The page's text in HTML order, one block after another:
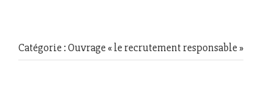
Catégorie : Ouvrage « le recrutement responsable »